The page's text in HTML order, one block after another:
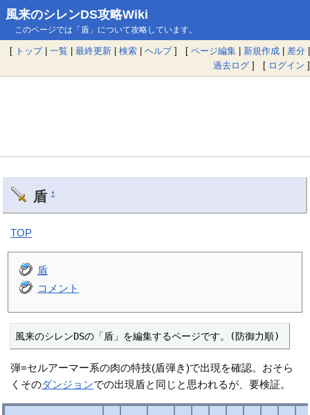
風来のシレンDS攻略Wiki
このページでは「盾」について攻略しています。
[ トップ| 一覧 | 最終更新 | 検索 | ヘルプ] [ ページ編集 | 新規作成 | 差分 |
過去ログ ] [ ログイン ]
盾 †
TOP
盾
コメント
風来のシレンDSの「盾」を編集するページです。(防御力順)
弾=セルアーマー系の肉の特技(盾弾き)で出現を確認。おそら
くそのダンジョンでの出現盾と同じと思われるが、要検証。